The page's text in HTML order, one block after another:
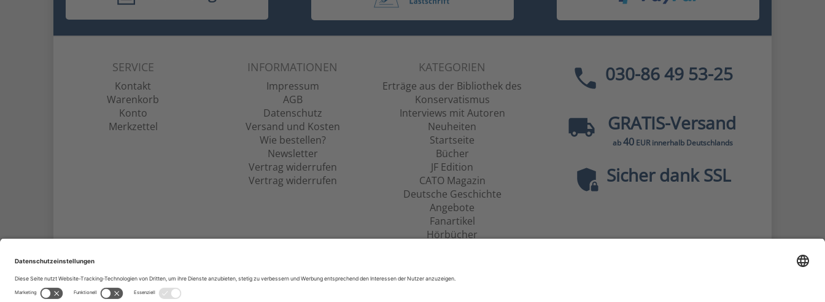
SERVICE
Kontakt
Warenkorb
Konto
Merkzettel
INFORMATIONEN
Impressum
AGB
Datenschutz
Versand und Kosten
Wie bestellen?
Newsletter
Vertrag widerrufen
Vertrag widerrufen
KATEGORIEN
Erträge aus der Bibliothek des
Konservatismus
Interviews mit Autoren
Neuheiten
Startseite
Bücher
JF Edition
CATO Magazin
Deutsche Geschichte
Angebote
Fanartikel
Hörbücher
030-86 49 53-25
GRATIS-Versand
ab40EUR innerhalb Deutschlands
Sicher dank SSL